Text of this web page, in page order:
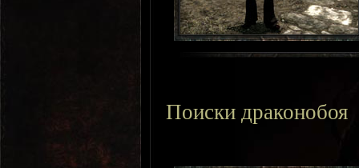
Поиски драконобоя